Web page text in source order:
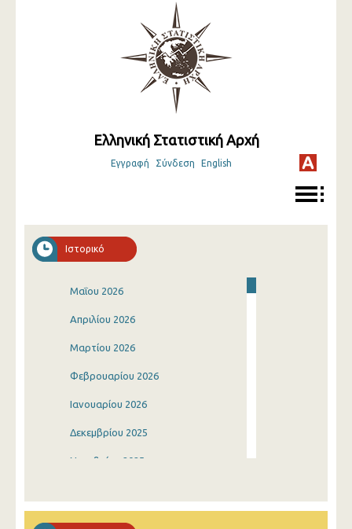
Ελληνική Στατιστική Αρχή
Εγγραφή Σύνδεση English
Ιστορικό
Μαΐου 2026
Απριλίου 2026
Μαρτίου 2026
Φεβρουαρίου 2026
Ιανουαρίου 2026
Δεκεμβρίου 2025
Νοεμβρίου 2025